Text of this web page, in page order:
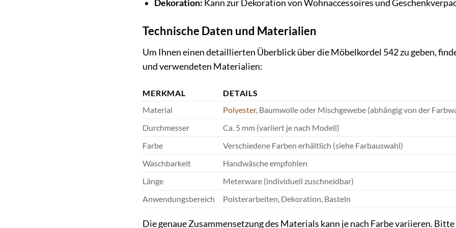
Dekoration: Kann zur Dekoration von Wohnaccessoires und
Technische Daten und Materialien
Um Ihnen einen detaillierten Überblick über die Möbelkordel 542 zu geben,
und verwendeten Materialien:
MERKMAL
DETAILS
Material
Polyester, Baumwolle oder Mischgewebe (abhängig von der
Durchmesser
Ca. 5 mm (variiert je nach Modell)
Farbe
Verschiedene Farben erhältlich (siehe Farbauswahl)
Waschbarkeit
Handwäsche empfohlen
Länge
Meterware (individuell zuschneidbar)
Anwendungsbereich
Polsterarbeiten, Dekoration, Basteln
Die genaue Zusammensetzung des Materials kann je nach Farbe variieren.